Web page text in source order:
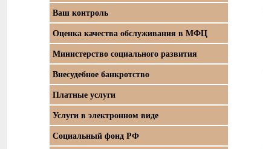
Ваш контроль
Оценка качества обслуживания в МФЦ
Министерство социального развития
Внесудебное банкротство
Платные услуги
Услуги в электронном виде
Социальный фонд РФ